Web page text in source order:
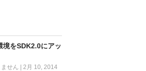
境をSDK2.0にアッ
せん |2月 10, 2014